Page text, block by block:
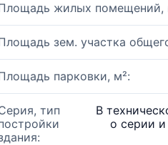
жилых помещений,
зем. участка
парковки, м²:
тип
В
о серии и